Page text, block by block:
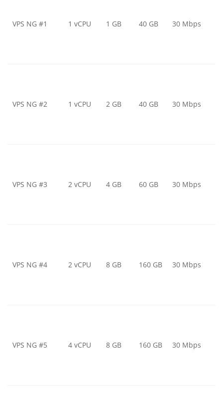
VPS NG #1 1 vCPU 1 GB 40 GB 30 Mbps
VPS NG #2 1 vCPU 2 GB 40 GB 30 Mbps
VPS NG #3 2 vCPU 4 GB 60 GB 30 Mbps
VPS NG #4 2 vCPU 8 GB 160 GB 30 Mbps
VPS NG #5 4 vCPU 8 GB 160 GB 30 Mbps